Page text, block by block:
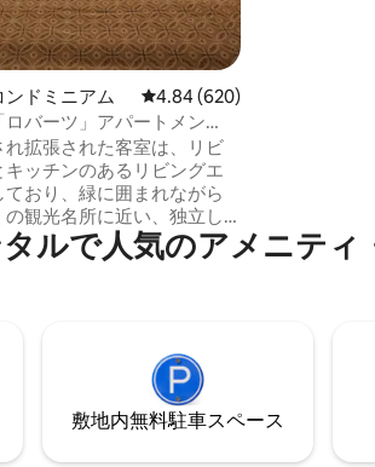
ンドミニアム レビュー620件、5つ星中
4.84 (620)
ロバーツ」アパートメン
れ拡張された客室は、リビ
キッチンのあるリビングエ
ており、緑に囲まれながら
の観光名所に近い、独立し
を備えた洗練された2部屋
トです。交通手段をお持
ルの庭があり、ゲストのプ
保しています。セルフチ
ックアウトの可能性。 ラ
ニ市474 N.0134650
ル⁠で人⁠気⁠のア⁠メ⁠ニ⁠テ⁠ィ⁠
敷地内無料駐⁠車ス⁠ペ⁠ー⁠ス